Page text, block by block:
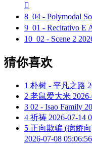

8 04 - Polymodal
9 01 - Recitativo E
10 02 - Scene 2
猜你喜欢
1 朴树 - 平凡之路
2 老鼠爱大米
3 02 - Isao Family
4 祈祷 2026-07-14
5 正向欺骗 (病娇
2026-07-08